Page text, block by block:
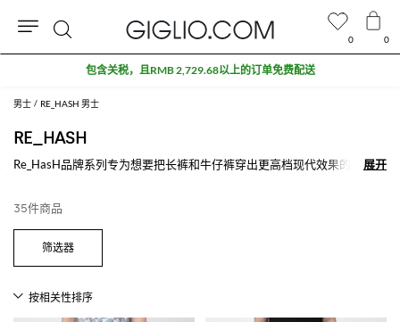
男士 RE_HASH 男士
RE_HASH
Re_HasH品牌系列专为想要把长裤和牛仔裤穿出更高档现代效果的男人们
节和品质的人们。 探索我们的Re_HasH牛仔裤和长裤的男士和女士系
列，选择你最爱的款式并购买满500€免费配送就在Giglio.com。
查看所有RE-HASH
展开
展开
35件商品
0 0